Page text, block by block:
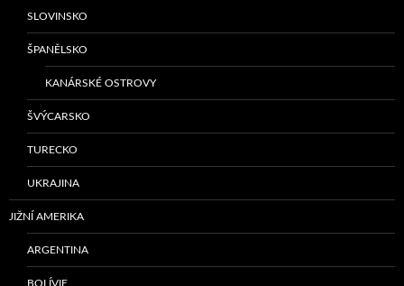
SLOVINSKO
ŠPANĚLSKO
KANÁRSKÉ OSTROVY
ŠVÝCARSKO
TURECKO
UKRAJINA
JIŽNÍ AMERIKA
ARGENTINA
BOLÍVIE